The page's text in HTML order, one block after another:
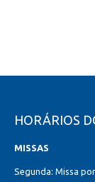
HORÁRIOS
MISSAS
Segunda: Missa